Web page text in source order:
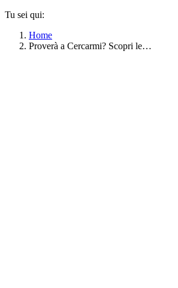
Tu sei qui:
Home
Proverà a Cercarmi? Scopri le…